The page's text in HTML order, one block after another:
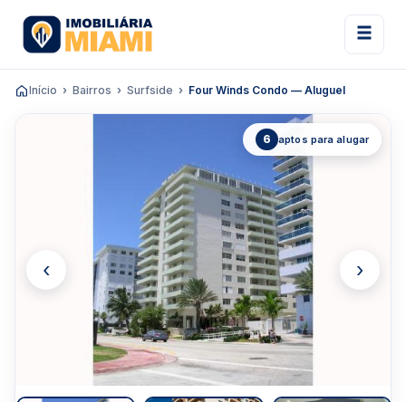
Início Bairros Surfside Four Winds Condo — Aluguel
6 aptos para alugar
‹ ›